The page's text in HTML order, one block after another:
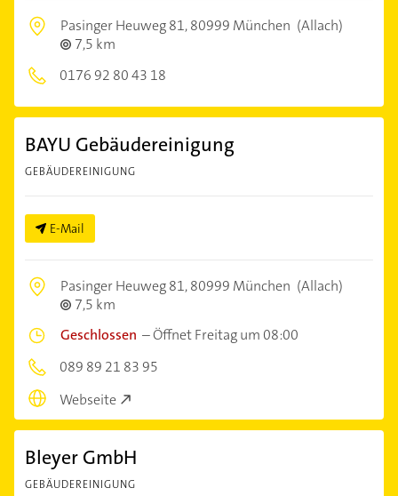
Pasinger Heuweg 81,80999 München (Allach)
7,5 km
0176 92 80 43 18
BAYU Gebäudereinigung
GEBÄUDEREINIGUNG
E-Mail
Pasinger Heuweg 81,80999 München (Allach)
7,5 km
Geschlossen –Öffnet Freitag um 08:00
089 89 21 83 95
Webseite
Bleyer GmbH
GEBÄUDEREINIGUNG